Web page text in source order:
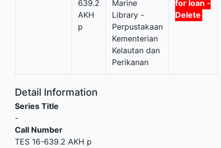
639.2
AKH
p
Marine
Library -
Perpustakaan
Kementerian
Kelautan dan
Perikanan
for loan -
Delete
Detail Information
Series Title
-
Call Number
TES 16-639.2 AKH p